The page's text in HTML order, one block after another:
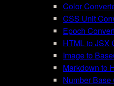
Color
CSS Unit
Epoch
HTML to JSX
Image to
Markdown to
Number Base